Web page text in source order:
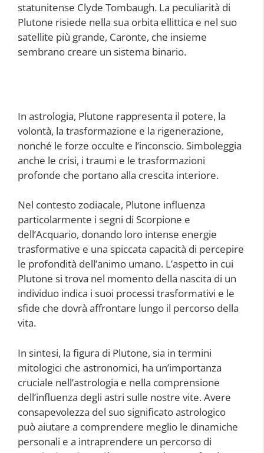
statunitense Clyde Tombaugh. La peculiarità di
Plutone risiede nella sua orbita ellittica e nel suo
satellite più grande, Caronte, che insieme
sembrano creare un sistema binario.
In astrologia, Plutone rappresenta il potere, la
volontà, la trasformazione e la rigenerazione,
nonché le forze occulte e l’inconscio. Simboleggia
anche le crisi, i traumi e le trasformazioni
profonde che portano alla crescita interiore.
Nel contesto zodiacale, Plutone influenza
particolarmente i segni di Scorpione e
dell’Acquario, donando loro intense energie
trasformative e una spiccata capacità di percepire
le profondità dell’animo umano. L’aspetto in cui
Plutone si trova nel momento della nascita di un
individuo indica i suoi processi trasformativi e le
sfide che dovrà affrontare lungo il percorso della
vita.
In sintesi, la figura di Plutone, sia in termini
mitologici che astronomici, ha un’importanza
cruciale nell’astrologia e nella comprensione
dell’influenza degli astri sulle nostre vite. Avere
consapevolezza del suo significato astrologico
può aiutare a comprendere meglio le dinamiche
personali e a intraprendere un percorso di